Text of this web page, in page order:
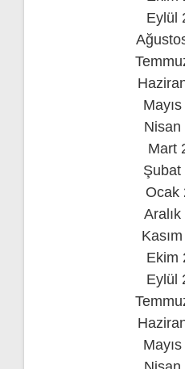
Eylül
Nisan
Mart
Şubat
Ocak
Ekim
Eylül